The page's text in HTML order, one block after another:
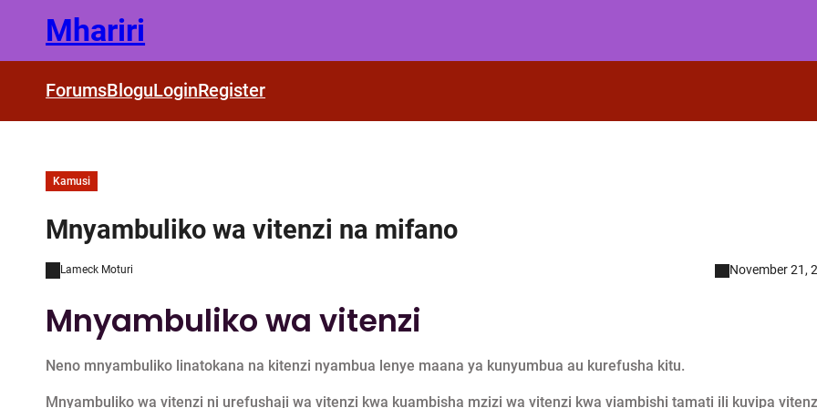
content
Mhariri
ForumsBloguLoginRegister
Kamusi
Mnyambuliko wa vitenzi na mifano
Lameck Moturi November 21,
Mnyambuliko wa vitenzi
Neno mnyambuliko linatokana na kitenzi nyambua lenye maana ya kunyumbua au kurefusha kitu.
Mnyambuliko wa vitenzi ni urefushaji wa vitenzi kwa kuambisha mzizi wa vitenzi kwa viambishi tamati ili kuvipa